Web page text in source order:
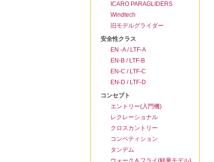
ICARO PARAGLIDERS
Windtech
旧モデルグライダー
安全性クラス
EN -A / LTF-A
EN-B / LTF-B
EN-C / LTF-C
EN-D / LTF-D
コンセプト
エントリー(入門機)
レクレーショナル
クロスカントリー
コンペティション
タンデム
ウォーク＆フライ(軽量モデル)